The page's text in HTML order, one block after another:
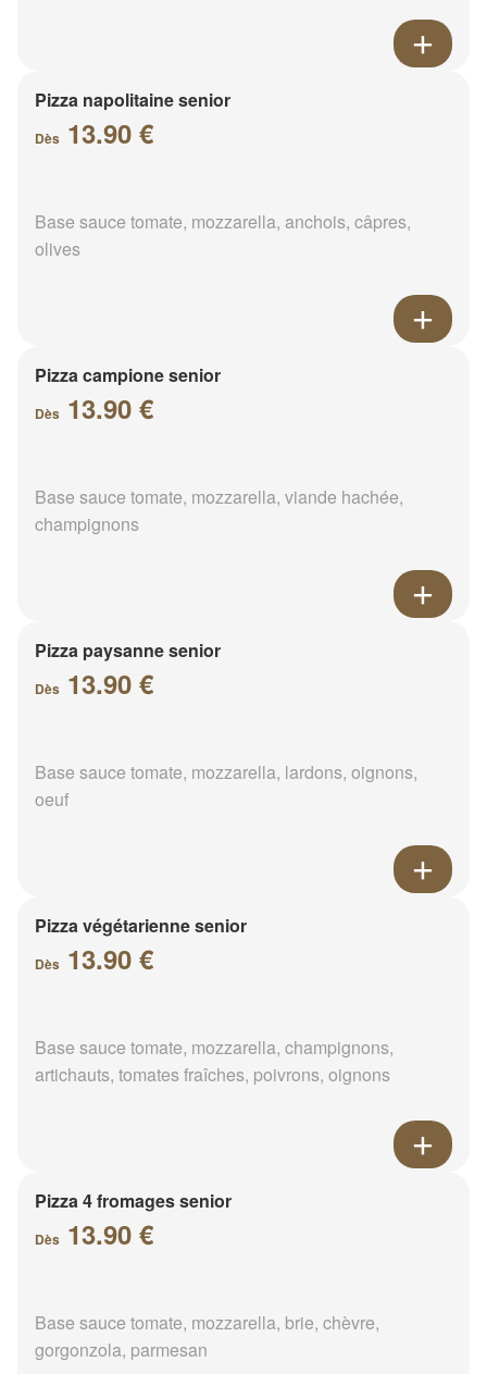
Pizza napolitaine senior
Dès 13.90 €
Base sauce tomate, mozzarella, anchois, câpres,
olives
Pizza campione senior
Dès 13.90 €
Base sauce tomate, mozzarella, viande hachée,
champignons
Pizza paysanne senior
Dès 13.90 €
Base sauce tomate, mozzarella, lardons, oignons,
oeuf
Pizza végétarienne senior
Dès 13.90 €
Base sauce tomate, mozzarella, champignons,
artichauts, tomates fraîches, poivrons, oignons
Pizza 4 fromages senior
Dès 13.90 €
Base sauce tomate, mozzarella, brie, chèvre,
gorgonzola, parmesan